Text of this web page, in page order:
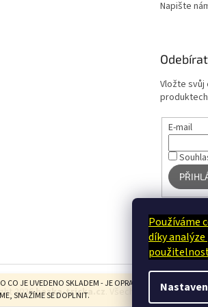
Používáme
díky
CO JE UVEDENO SKLADEM - JE OPRAVDU U NÁS FYZICKY
SNAŽÍME SE DOPLNIT.
Napište
Vložte svůj
E-mail
2026hezka-tricka.cz . Všechna práva